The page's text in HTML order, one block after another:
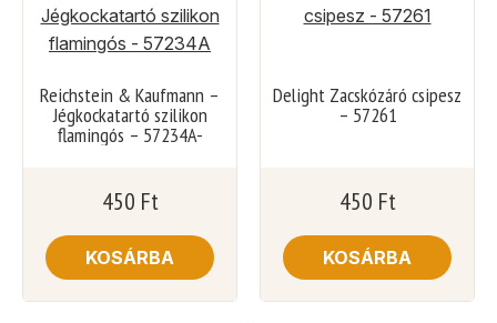
Reichstein & Kaufmann –
Jégkockatartó szilikon
flamingós – 57234A-
450 Ft
KOSÁRBA
Delight Zacskózáró csipesz
– 57261
450 Ft
KOSÁRBA